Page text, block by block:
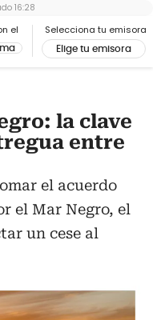
el Selecciona tu emisora
Elige tu emisora
16:28
la clave
entre
el acuerdo
el Mar Negro, el
un cese al